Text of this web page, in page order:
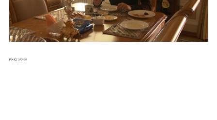
РЕКЛАМА